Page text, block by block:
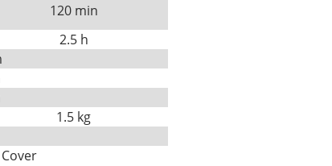
120 min
2.5 h
1.5 kg